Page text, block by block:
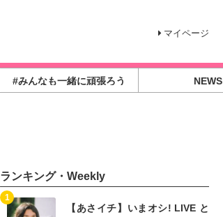
マイページ
#みんなも一緒に頑張ろう NEWS
ランキング・Weekly
【あさイチ】いまオシ! LIVE と
1